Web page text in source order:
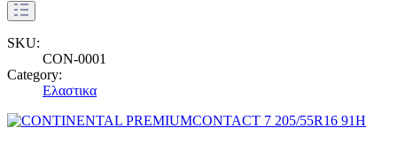
SKU:
CON-0001
Category:
Ελαστικα